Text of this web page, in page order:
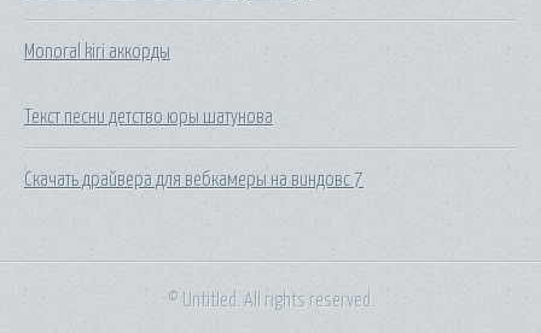
Monoral kiri аккорды
Текст песни детство юры шатунова
Скачать драйвера для вебкамеры на виндовс 7
© Untitled. All rights reserved.